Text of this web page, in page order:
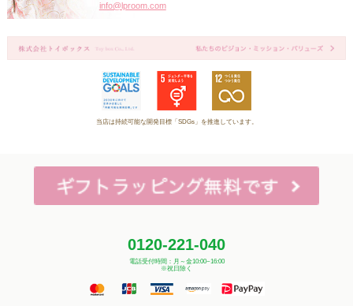
info@lproom.com
当店は持続可能な開発目標「SDGs」を推進しています。
0120-221-040
電話受付時間：月～金10:00~16:00
※祝日除く